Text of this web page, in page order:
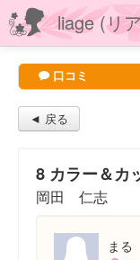
liage (リ
口コミ
◄ 戻る
8 カラー＆カ
岡田 仁志
まる